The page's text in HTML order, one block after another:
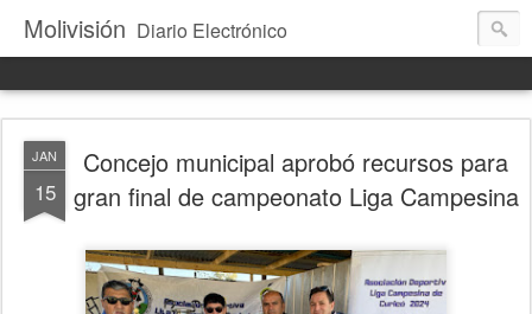
Molivisión Diario Electrónico
JAN
15
Concejo municipal aprobó recursos para
gran final de campeonato Liga Campesina